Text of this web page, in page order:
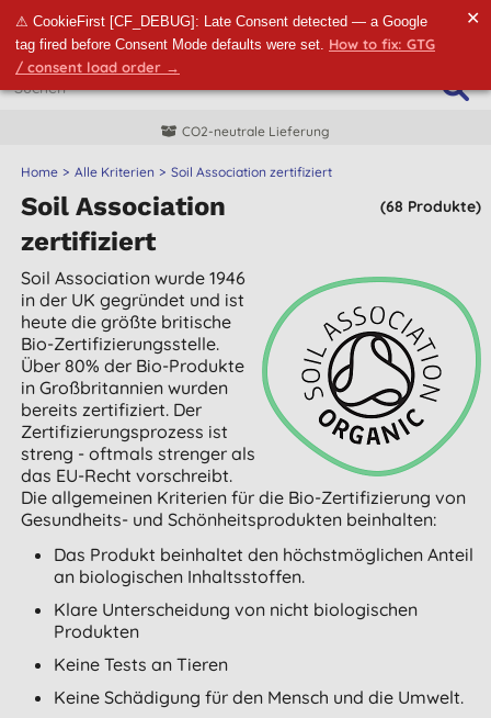
⚠ CookieFirst [CF_DEBUG]: Late Consent detected — a Google
tag fired before Consent Mode defaults were set. How to fix: GTG
/ consent load order →
✕
CO2-neutrale Lieferung
Home Alle Kriterien Soil Association zertifiziert
(68 Produkte)
Soil Association
zertifiziert
Soil Association wurde 1946
in der UK gegründet und ist
heute die größte britische
Bio-Zertifizierungsstelle.
Über 80% der Bio-Produkte
in Großbritannien wurden
bereits zertifiziert. Der
Zertifizierungsprozess ist
streng - oftmals strenger als
das EU-Recht vorschreibt.
Die allgemeinen Kriterien für die Bio-Zertifizierung von
Gesundheits- und Schönheitsprodukten beinhalten:
Das Produkt beinhaltet den höchstmöglichen Anteil
an biologischen Inhaltsstoffen.
Klare Unterscheidung von nicht biologischen
Produkten
Keine Tests an Tieren
Keine Schädigung für den Mensch und die Umwelt.